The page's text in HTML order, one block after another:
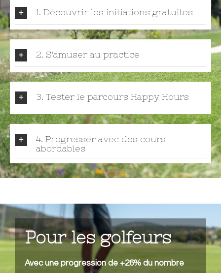
1. Découvrir les initiations gratuites
2. S'amuser au practice
3. Tester le parcours Happy Hours
4. Progresser avec des cours
abordables
Pour les golfeurs
Avec une progression de +26% du nombre